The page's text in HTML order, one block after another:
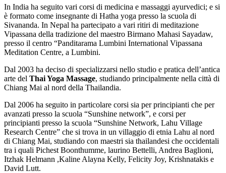
In India ha seguito vari corsi di medicina e massaggi ayurvedici; e si
è formato come insegnante di Hatha yoga presso la scuola di
Sivananda. In Nepal ha partecipato a vari ritiri di meditazione
Vipassana della tradizione del maestro Birmano Mahasi Sayadaw,
presso il centro “Panditarama Lumbini International Vipassana
Meditation Centre, a Lumbini.
Dal 2003 ha deciso di specializzarsi nello studio e pratica dell’antica
arte del Thai Yoga Massage, studiando principalmente nella città di
Chiang Mai al nord della Thailandia.
Dal 2006 ha seguito in particolare corsi sia per principianti che per
avanzati presso la scuola “Sunshine network”, e corsi per
principianti presso la scuola “Sunshine Network, Lahu Village
Research Centre” che si trova in un villaggio di etnia Lahu al nord
di Chiang Mai, studiando con maestri sia thailandesi che occidentali
tra i quali Pichest Boonthumme, laurino Bettelli, Andrea Baglioni,
Itzhak Helmann ,Kaline Alayna Kelly, Felicity Joy, Krishnatakis e
David Lutt.